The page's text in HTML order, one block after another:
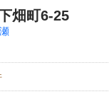
畑町6-25